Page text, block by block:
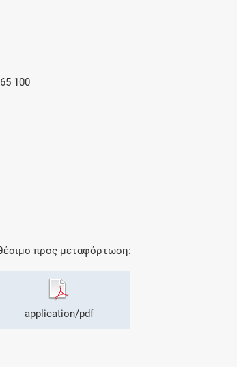
100
προς μεταφόρτωση:
application/pdf